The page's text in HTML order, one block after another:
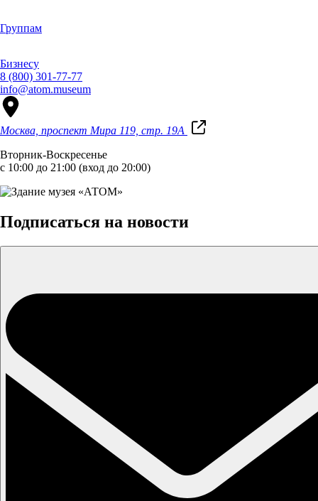
Группам
Бизнесу
8 (800) 301-77-77
info@atom.museum
Москва, проспект Мира 119, стр. 19А
Вторник-Воскресенье
с 10:00 до 21:00 (вход до 20:00)
Подписаться на новости